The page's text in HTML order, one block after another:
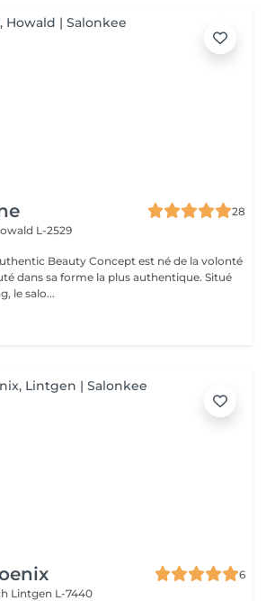
28
L-2529
Beauty Concept est né de la volonté
dans sa forme la plus authentique. Situé
le salo...
6
Lintgen L-7440